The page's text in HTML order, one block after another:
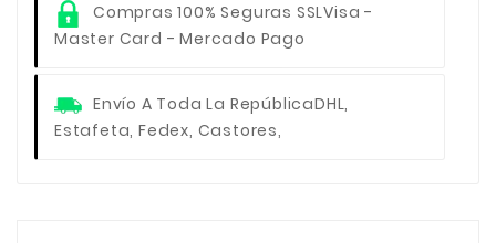
Compras 100% Seguras SSLVisa -
Master Card - Mercado Pago
Envío A Toda La RepúblicaDHL,
Estafeta, Fedex, Castores,